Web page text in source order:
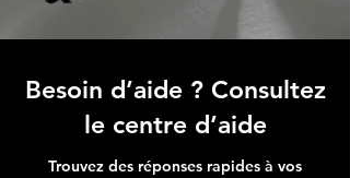
Besoin d’aide ? Consultez
le centre d’aide
Trouvez des réponses rapides à vos